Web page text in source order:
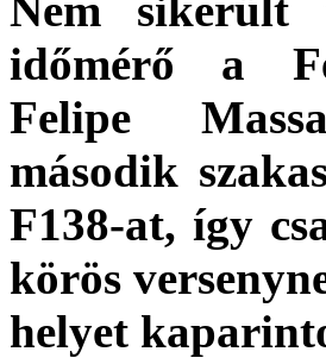
időmérő a
Felipe
második
F138-at, így
körös
helyet